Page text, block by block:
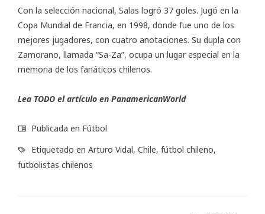
Con la selección nacional, Salas logró 37 goles. Jugó en la
Copa Mundial de Francia, en 1998, donde fue uno de los
mejores jugadores, con cuatro anotaciones. Su dupla con
Zamorano, llamada “Sa-Za”, ocupa un lugar especial en la
memoria de los fanáticos chilenos.
Lea TODO el artículo en PanamericanWorld
Publicada en Fútbol
Etiquetado en Arturo Vidal, Chile, fútbol chileno,
futbolistas chilenos